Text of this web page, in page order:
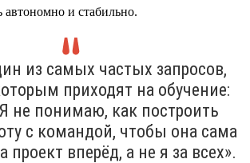
автономно и стабильно.
из самых частых запросов,
приходят на обучение:
не понимаю, как построить
с командой, чтобы она сама
проект вперёд, а не я за всех».